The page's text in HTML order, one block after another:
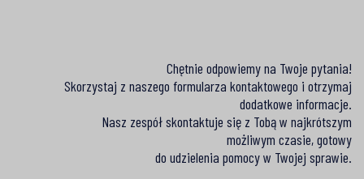
Chętnie odpowiemy na Twoje pytania!
Skorzystaj z naszego formularza kontaktowego i otrzymaj
dodatkowe informacje.
Nasz zespół skontaktuje się z Tobą w najkrótszym
możliwym czasie, gotowy
do udzielenia pomocy w Twojej sprawie.